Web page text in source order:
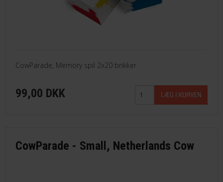
CowParade, Memory spil 2x20 brikker
99,00 DKK
CowParade - Small, Netherlands Cow